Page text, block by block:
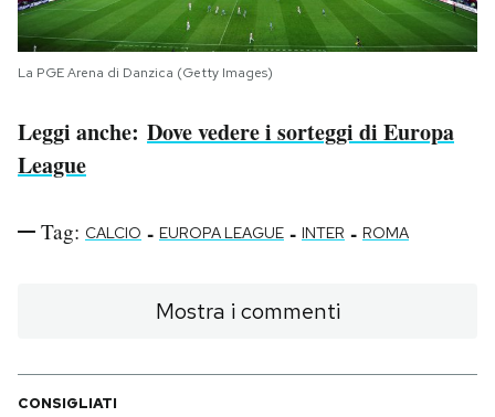
La PGE Arena di Danzica (Getty Images)
Leggi anche: Dove vedere i sorteggi di Europa
League
Tag: CALCIO - EUROPA LEAGUE - INTER - ROMA
Mostra i commenti
CONSIGLIATI